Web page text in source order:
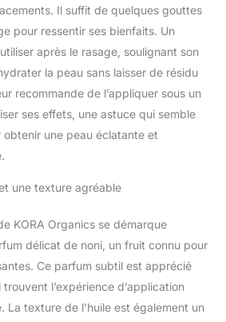
Il suffit de quelques gouttes
pour ressentir ses bienfaits. Un
après le rasage, soulignant son
la peau sans laisser de résidu
recommande de l’appliquer sous un
ses effets, une astuce qui semble
une peau éclatante et
une texture agréable
KORA Organics se démarque
délicat de noni, un fruit connu pour
Ce parfum subtil est apprécié
l’expérience d’application
La texture de l’huile est également un